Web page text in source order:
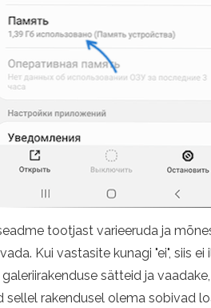
tootjast varieeruda ja
Kui vastasite kunagi "ei", siis
sätteid ja
rakendusel olema sobivad